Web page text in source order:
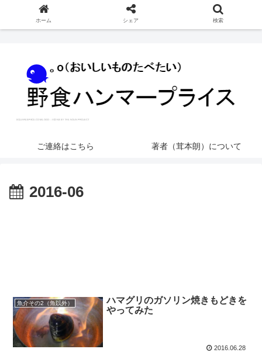
ご連絡はこちら 著者（茸本朗）について
2016-06
魚介その2（魚以外）
ハマグリのガソリン焼きもどきを
やってみた
2016.06.28
ホーム シェア 検索